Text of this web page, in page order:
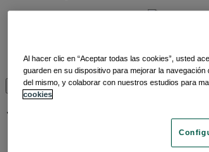
Inversión temática
Sobre nosotros
Al hacer clic en “Aceptar todas las cookies”, usted
guarden en su dispositivo para mejorar la navegación
del mismo, y colaborar con nuestros estudios para
cookies